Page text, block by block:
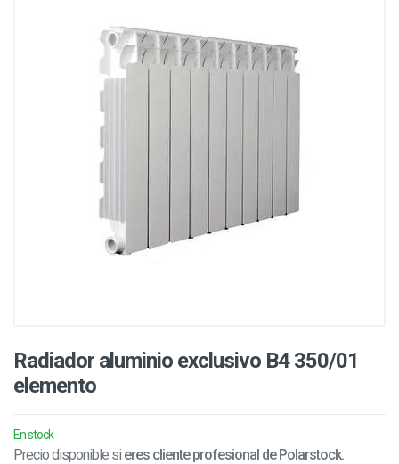
Radiador aluminio exclusivo B4 350/01
elemento
En stock
Precio disponible si eres cliente profesional de Polarstock.